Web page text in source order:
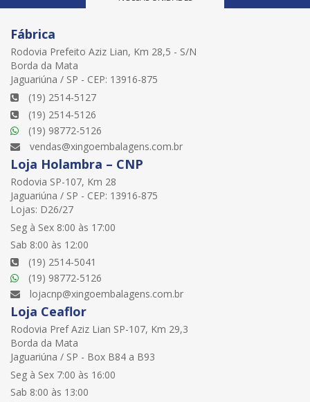
Fábrica
Rodovia Prefeito Aziz Lian, Km 28,5 - S/N
Borda da Mata
Jaguariúna / SP - CEP: 13916-875
(19) 2514-5127
(19) 2514-5126
(19) 98772-5126
vendas@xingoembalagens.com.br
Loja Holambra – CNP
Rodovia SP-107, Km 28
Jaguariúna / SP - CEP: 13916-875
Lojas: D26/27
Seg à Sex 8:00 às 17:00
Sab 8:00 às 12:00
(19) 2514-5041
(19) 98772-5126
lojacnp@xingoembalagens.com.br
Loja Ceaflor
Rodovia Pref Aziz Lian SP-107, Km 29,3
Borda da Mata
Jaguariúna / SP - Box B84 a B93
Seg à Sex 7:00 às 16:00
Sab 8:00 às 13:00